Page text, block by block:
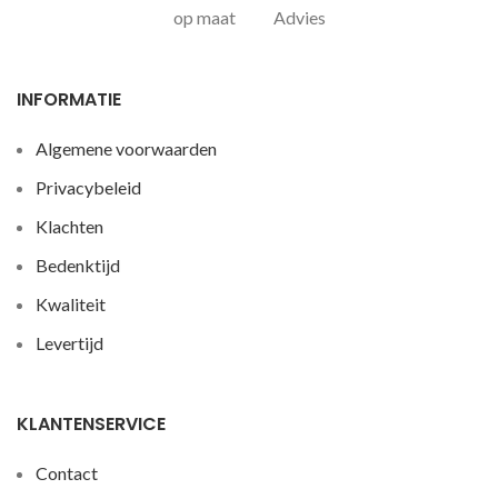
op maat
Advies
INFORMATIE
Algemene voorwaarden
Privacybeleid
Klachten
Bedenktijd
Kwaliteit
Levertijd
KLANTENSERVICE
Contact